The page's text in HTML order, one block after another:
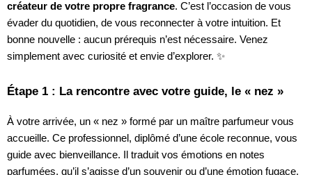
créateur de votre propre fragrance. C’est l’occasion de vous
évader du quotidien, de vous reconnecter à votre intuition. Et
bonne nouvelle : aucun prérequis n’est nécessaire. Venez
simplement avec curiosité et envie d’explorer. ✨
Étape 1 : La rencontre avec votre guide, le « nez »
À votre arrivée, un « nez » formé par un maître parfumeur vous
accueille. Ce professionnel, diplômé d’une école reconnue, vous
guide avec bienveillance. Il traduit vos émotions en notes
parfumées, qu’il s’agisse d’un souvenir ou d’une émotion fugace.